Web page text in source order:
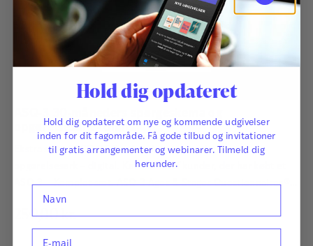
opgørelsesark - digital
Ekstra sæt af ASQ-3 30-måneders spørgeskema og
opgørelsesark – digital. Kan købes af kunder, der har købt et
ASQ-3 – Komplet sæt. ASQ-3 Ages & Stages Questionnaires®
afdækker hurtigt og præcist de udviklingsmæssige fremskridt
hos småbørn. Det har afgørende betydning for børns fremtid,
250,00kr.
Hold dig opdateret
Hold dig opdateret om nye og kommende udgivelser
inden for dit fagområde. Få gode tilbud og invitationer
til gratis arrangementer og webinarer. Tilmeld dig
herunder.
Navn
E-mail